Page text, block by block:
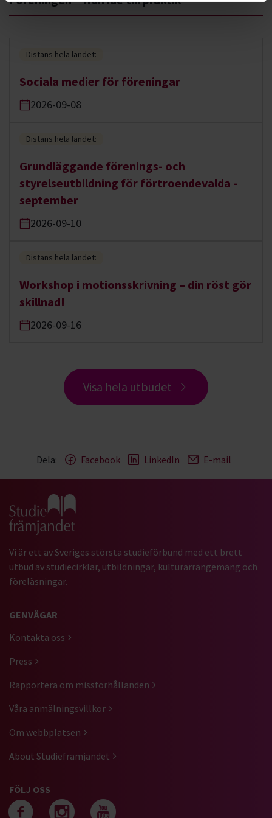
Distans hela landet:
Sociala medier för föreningar
2026-09-08
Distans hela landet:
Grundläggande förenings- och
styrelseutbildning för förtroendevalda -
september
2026-09-10
Distans hela landet:
Workshop i motionsskrivning – din röst gör
skillnad!
2026-09-16
Visa hela utbudet
Dela: Facebook LinkedIn E-mail
Gå till studiefrämjandets startsida
Vi är ett av Sveriges största studieförbund med ett brett
utbud av studiecirklar, utbildningar, kulturarrangemang och
föreläsningar.
GENVÄGAR
Kontakta oss
Press
Rapportera om missförhållanden
Våra anmälningsvillkor
Om webbplatsen
About Studiefrämjandet
FÖLJ OSS